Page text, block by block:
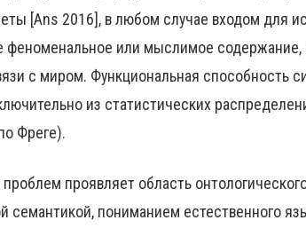
[Ans 2016], в любом случае входом для
феноменальное или мыслимое
с миром. Функциональная способность
из статистических
Фреге).
проблем проявляет область
семантикой, пониманием естественного